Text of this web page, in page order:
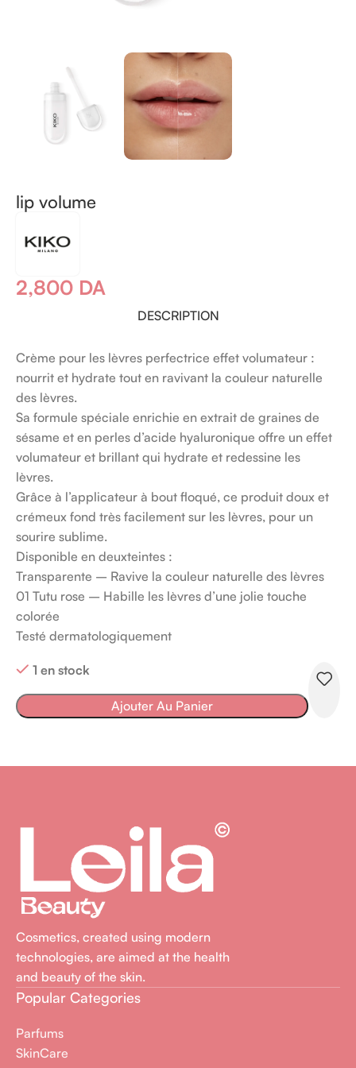
lip volume
2,800 DA
DESCRIPTION
Crème pour les lèvres perfectrice effet volumateur :
nourrit et hydrate tout en ravivant la couleur naturelle
des lèvres.
Sa formule spéciale enrichie en extrait de graines de
sésame et en perles d’acide hyaluronique offre un effet
volumateur et brillant qui hydrate et redessine les
lèvres.
Grâce à l’applicateur à bout floqué, ce produit doux et
crémeux fond très facilement sur les lèvres, pour un
sourire sublime.
Disponible en deuxteintes :
Transparente – Ravive la couleur naturelle des lèvres
01 Tutu rose – Habille les lèvres d’une jolie touche
colorée
Testé dermatologiquement
1 en stock
Ajouter Au Panier
Cosmetics, created using modern
technologies, are aimed at the health
and beauty of the skin.
Popular Categories
Parfums
SkinCare